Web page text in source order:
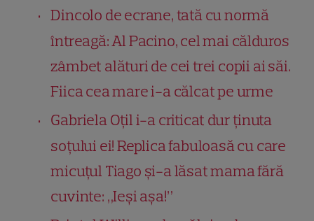
Dincolo de ecrane, tată cu normă
întreagă: Al Pacino, cel mai călduros
zâmbet alături de cei trei copii ai săi.
Fiica cea mare i-a călcat pe urme
Gabriela Oțil i-a criticat dur ținuta
soțului ei! Replica fabuloasă cu care
micuțul Tiago și-a lăsat mama fără
cuvinte: „Ieși așa!”